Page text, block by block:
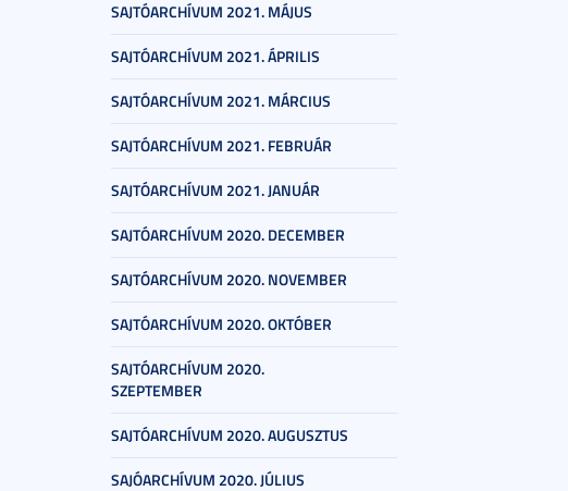
SAJTÓARCHÍVUM 2021. MÁJUS
SAJTÓARCHÍVUM 2021. ÁPRILIS
SAJTÓARCHÍVUM 2021. MÁRCIUS
SAJTÓARCHÍVUM 2021. FEBRUÁR
SAJTÓARCHÍVUM 2021. JANUÁR
SAJTÓARCHÍVUM 2020. DECEMBER
SAJTÓARCHÍVUM 2020. NOVEMBER
SAJTÓARCHÍVUM 2020. OKTÓBER
SAJTÓARCHÍVUM 2020.
SZEPTEMBER
SAJTÓARCHÍVUM 2020. AUGUSZTUS
SAJÓARCHÍVUM 2020. JÚLIUS